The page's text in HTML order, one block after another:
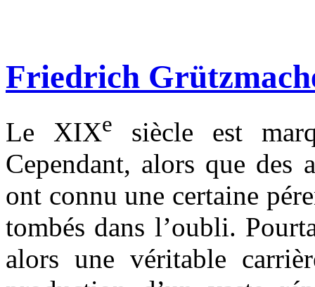
Friedrich
Le XIXe
siècle est
Cependant, alors que des
ont connu une certaine
tombés dans l’oubli.
alors une véritable